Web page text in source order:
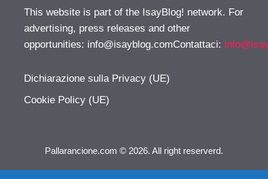
This website is part of the IsayBlog! network. For
advertising, press releases and other
opportunities: info@isayblog.comContattaci:
Dichiarazione sulla Privacy (UE)
Cookie Policy (UE)
Pallarancione.com © 2026. All right reserverd.